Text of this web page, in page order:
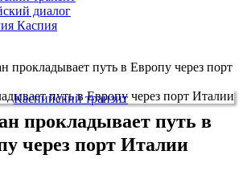
диалог
Каспия
прокладывает путь в Европу через порт
Каспийский транзит
прокладывает путь в
через порт Италии